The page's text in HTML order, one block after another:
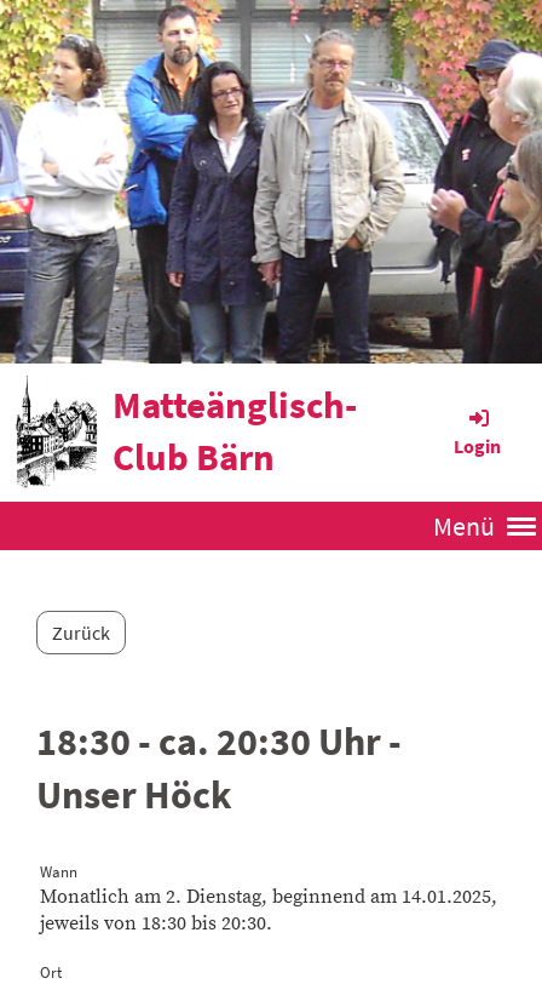
Matteänglisch-
Club Bärn
Login
Menü
Zurück
18:30 - ca. 20:30 Uhr -
Unser Höck
Wann
Monatlich am 2. Dienstag, beginnend am 14.01.2025,
jeweils von 18:30 bis 20:30.
Ort